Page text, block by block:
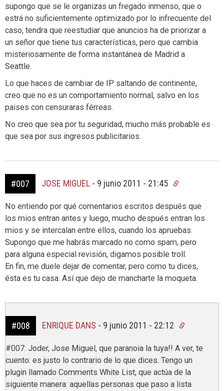
supongo que se le organizas un fregado inmenso, que o
estrá no suficientemente optimizado por lo infrecuente del
caso, tendra que reestudiar que anuncios ha de priorizar a
un señor que tiene tus características, pero que cambia
misteriosamente de forma instantánea de Madrid a
Seattle.
Lo que haces de cambiar de IP saltando de continente,
creo que no es un comportamiento normal, salvo en los
paises con censuraras férreas.
No creo que sea por tu seguridad, mucho más probable es
que sea por sus ingresos publicitarios.
#007 JOSE MIGUEL - 9 junio 2011 - 21:45
No entiendo por qué comentarios escritos después que
los mios entran antes y luego, mucho después entran los
mios y se intercalan entre ellos, cuando los apruebas.
Supongo que me habrás marcado no como spam, pero
para alguna especial revisión, digamos posible troll.
En fin, me duele dejar de comentar, pero como tu dices,
ésta es tu casa. Así que dejo de mancharte la moqueta.
#008 ENRIQUE DANS - 9 junio 2011 - 22:12
#007: Joder, Jose Miguel, que paranoia la tuya!! A ver, te
cuento: es justo lo contrario de lo que dices. Tengo un
plugin llamado Comments White List, que actúa de la
siguiente manera: aquellas personas que paso a lista